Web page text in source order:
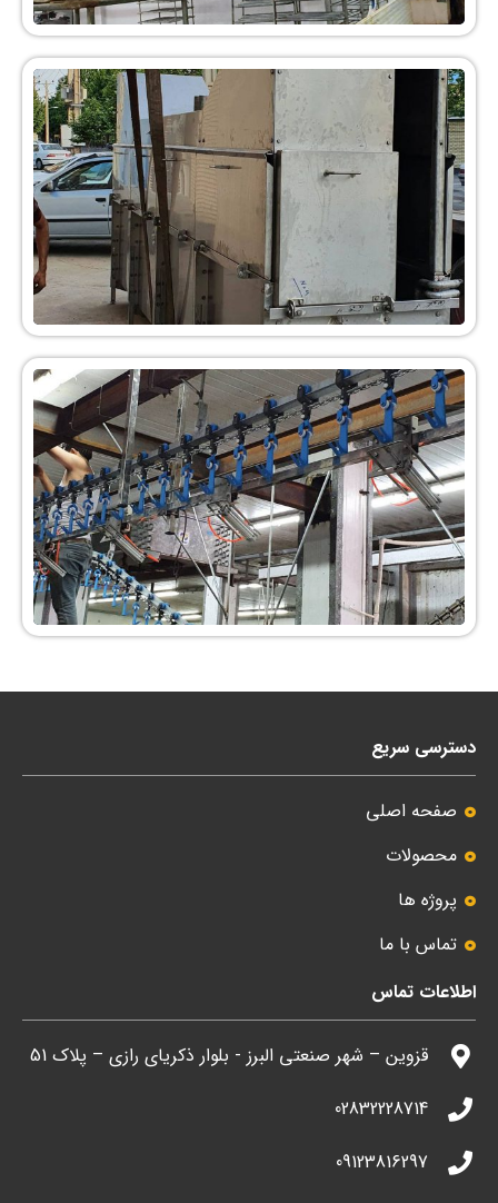
دسترسی سریع
صفحه اصلی
محصولات
پروژه ها
تماس با ما
اطلاعات تماس
قزوین – شهر صنعتی البرز - بلوار ذکریای رازی – پلاک 51
02832228714
09123816297